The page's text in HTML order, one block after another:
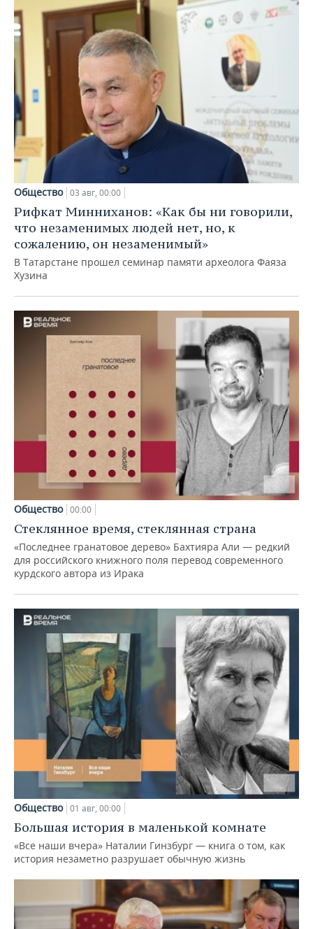
Общество 03 авг, 00:00
Рифкат Минниханов: «Как бы ни говорили,
что незаменимых людей нет, но, к
сожалению, он незаменимый»
В Татарстане прошел семинар памяти археолога Фаяза
Хузина
Общество 00:00
Стеклянное время, стеклянная страна
«Последнее гранатовое дерево» Бахтияра Али — редкий
для российского книжного поля перевод современного
курдского автора из Ирака
Общество 01 авг, 00:00
Большая история в маленькой комнате
«Все наши вчера» Наталии Гинзбург — книга о том, как
история незаметно разрушает обычную жизнь